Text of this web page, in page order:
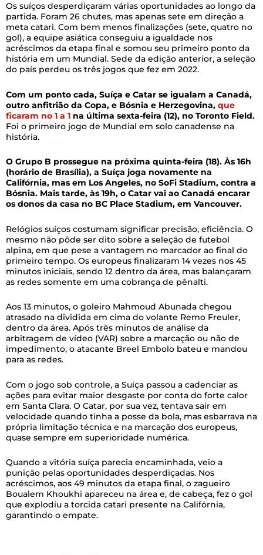
Os suíços desperdiçaram várias oportunidades ao longo da
partida. Foram 26 chutes, mas apenas sete em direção a
meta catari. Com bem menos finalizações (sete, quatro no
gol), a equipe asiática conseguiu a igualdade nos
acréscimos da etapa final e somou seu primeiro ponto da
história em um Mundial. Sede da edição anterior, a seleção
do país perdeu os três jogos que fez em 2022.
Com um ponto cada, Suíça e Catar se igualam a Canadá,
outro anfitrião da Copa, e Bósnia e Herzegovina, que
ficaram no 1 a 1 na última sexta-feira (12), no Toronto Field.
Foi o primeiro jogo de Mundial em solo canadense na
história.
O Grupo B prossegue na próxima quinta-feira (18). Às 16h
(horário de Brasília), a Suíça joga novamente na
Califórnia, mas em Los Angeles, no SoFi Stadium, contra a
Bósnia. Mais tarde, às 19h, o Catar vai ao Canadá encarar
os donos da casa no BC Place Stadium, em Vancouver.
Relógios suíços costumam significar precisão, eficiência. O
mesmo não pôde ser dito sobre a seleção de futebol
alpina, em que pese a vantagem no marcador ao final do
primeiro tempo. Os europeus finalizaram 14 vezes nos 45
minutos iniciais, sendo 12 dentro da área, mas balançaram
as redes somente em uma cobrança de pênalti.
Aos 13 minutos, o goleiro Mahmoud Abunada chegou
atrasado na dividida em cima do volante Remo Freuler,
dentro da área. Após três minutos de análise da
arbitragem de vídeo (VAR) sobre a marcação ou não de
impedimento, o atacante Breel Embolo bateu ​e mandou
para as redes.
Com o jogo sob controle, a Suíça passou a cadenciar as
ações para evitar maior desgaste por conta do forte calor
em Santa Clara. O Catar, por sua vez, tentava sair em
velocidade quando tinha a posse da bola, mas esbarrava na
própria limitação técnica e na marcação dos europeus,
quase sempre em superioridade numérica.
Quando a vitória suíça parecia encaminhada, veio a
punição pelas oportunidades desperdiçadas. Nos
acréscimos, aos 49 minutos da etapa final, o zagueiro
Boualem Khoukhi apareceu na área e, de cabeça, fez o gol
que explodiu a torcida catari presente na Califórnia,
garantindo o empate.